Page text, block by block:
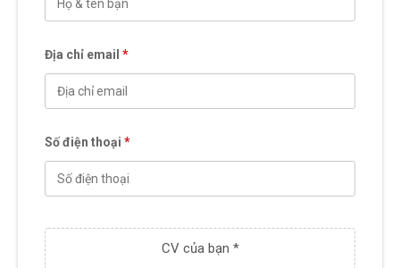
Địa chỉ email *
Số điện thoại *
CV của bạn *